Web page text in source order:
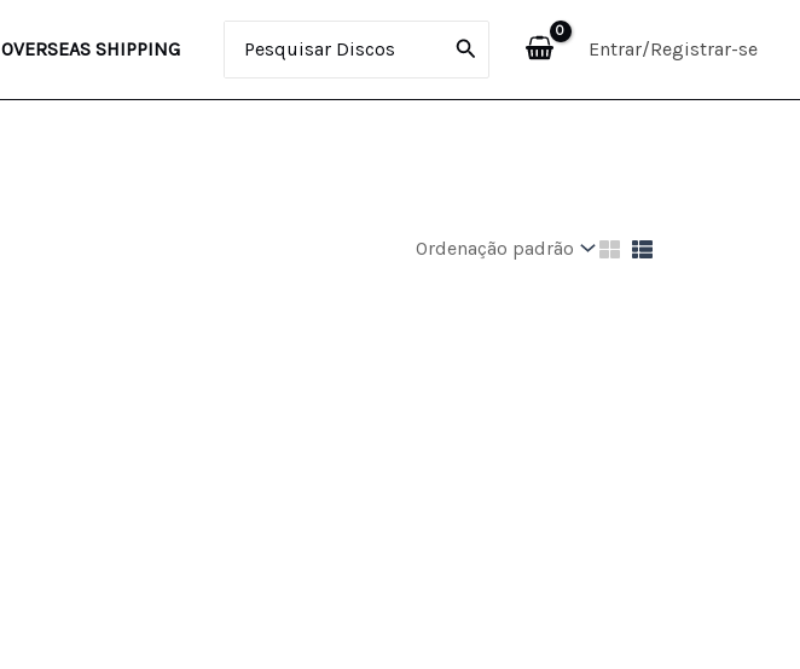
OVERSEAS SHIPPING Entrar/Registrar-se